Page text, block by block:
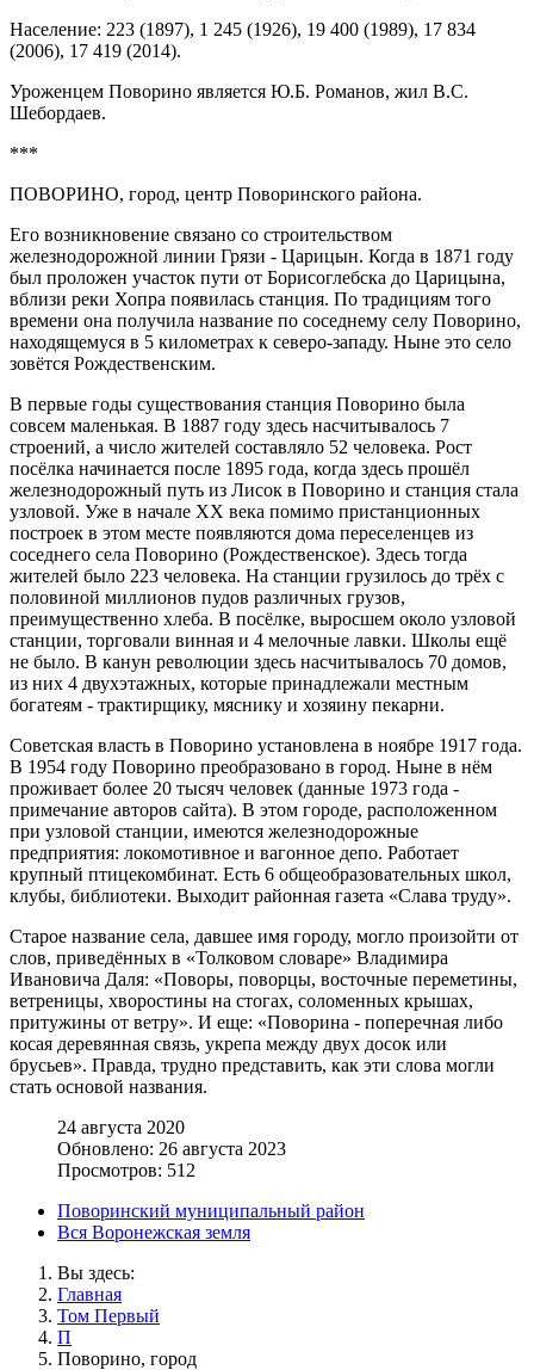
Население: 223 (1897), 1 245 (1926), 19 400 (1989), 17 834
(2006), 17 419 (2014).
Уроженцем Поворино является Ю.Б. Романов, жил B.C.
Шебордаев.
***
ПОВОРИНО, город, центр Поворинского района.
Его возникновение связано со строительством
железнодорожной линии Грязи - Царицын. Когда в 1871 году
был проложен участок пути от Борисоглебска до Царицына,
вблизи реки Хопра появилась станция. По традициям того
времени она получила название по соседнему селу Поворино,
находящемуся в 5 километрах к северо-западу. Ныне это село
зовётся Рождественским.
В первые годы существования станция Поворино была
совсем маленькая. В 1887 году здесь насчитывалось 7
строений, а число жителей составляло 52 человека. Рост
посёлка начинается после 1895 года, когда здесь прошёл
железнодорожный путь из Лисок в Поворино и станция стала
узловой. Уже в начале XX века помимо пристанционных
построек в этом месте появляются дома переселенцев из
соседнего села Поворино (Рождественское). Здесь тогда
жителей было 223 человека. На станции грузилось до трёх с
половиной миллионов пудов различных грузов,
преимущественно хлеба. В посёлке, выросшем около узловой
станции, торговали винная и 4 мелочные лавки. Школы ещё
не было. В канун революции здесь насчитывалось 70 домов,
из них 4 двухэтажных, которые принадлежали местным
богатеям - трактирщику, мяснику и хозяину пекарни.
Советская власть в Поворино установлена в ноябре 1917 года.
В 1954 году Поворино преобразовано в город. Ныне в нём
проживает более 20 тысяч человек (данные 1973 года -
примечание авторов сайта). В этом городе, расположенном
при узловой станции, имеются железнодорожные
предприятия: локомотивное и вагонное депо. Работает
крупный птицекомбинат. Есть 6 общеобразовательных школ,
клубы, библиотеки. Выходит районная газета «Слава труду».
Старое название села, давшее имя городу, могло произойти от
слов, приведённых в «Толковом словаре» Владимира
Ивановича Даля: «Поворы, поворцы, восточные переметины,
ветреницы, хворостины на стогах, соломенных крышах,
притужины от ветру». И еще: «Поворина - поперечная либо
косая деревянная связь, укрепа между двух досок или
брусьев». Правда, трудно представить, как эти слова могли
стать основой названия.
24 августа 2020
Обновлено: 26 августа 2023
Просмотров: 512
Поворинский муниципальный район
Вся Воронежская земля
Вы здесь:
Главная
Том Первый
П
Поворино, город